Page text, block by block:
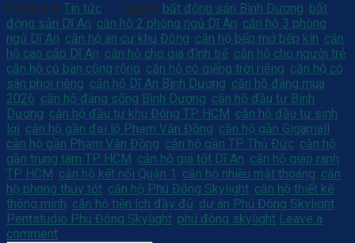
Posted in Tin tức Tagged bất động sản Bình Dương, bất
động sản Dĩ An, căn hộ 2 phòng ngủ Dĩ An, căn hộ 3 phòng
ngủ Dĩ An, căn hộ an cư khu Đông, căn hộ bếp mở bếp kín, căn
hộ cao cấp Dĩ An, căn hộ cho gia đình trẻ, căn hộ cho người trẻ,
căn hộ có ban công rộng, căn hộ có giếng trời riêng, căn hộ có
sân phơi riêng, căn hộ Dĩ An Bình Dương, căn hộ đáng mua
2026, căn hộ đáng sống Bình Dương, căn hộ đầu tư Bình
Dương, căn hộ đầu tư khu Đông TP HCM, căn hộ đầu tư sinh
lời, căn hộ gần đại lộ Phạm Văn Đồng, căn hộ gần Gigamall ,
căn hộ gần Phạm Văn Đồng, căn hộ gần TP Thủ Đức, căn hộ
gần trung tâm TP HCM, căn hộ giá tốt Dĩ An, căn hộ giáp ranh
TP HCM, căn hộ kết nối Quận 1 , căn hộ nhiều mặt thoáng, căn
hộ phong thủy tốt, căn hộ Phú Đông Skylight, căn hộ thiết kế
thông minh, căn hộ tiện ích đầy đủ, dự án Phú Đông Skylight,
Pentstudio Phú Đông Skylight, phú đông skylight Leave a
comment